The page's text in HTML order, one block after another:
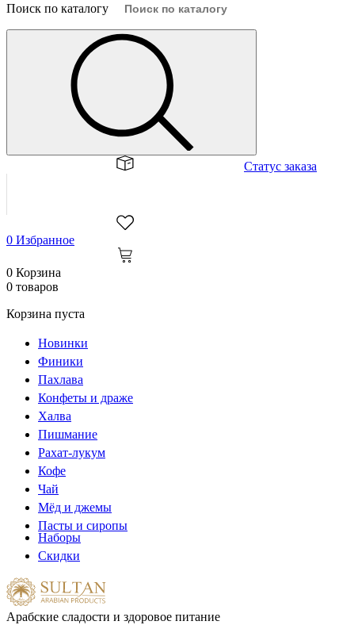
Поиск по каталогу
×
Статус заказа
0 Избранное
0 Корзина
0 товаров
Корзина пуста
Новинки
Финики
Пахлава
Конфеты и драже
Халва
Пишмание
Рахат-лукум
Кофе
Чай
Мёд и джемы
Пасты и сиропы
Наборы
Скидки
Арабские сладости и здоровое питание